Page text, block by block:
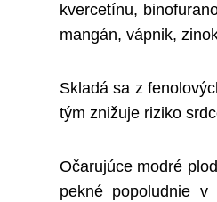
kvercetínu,
mangán, vápnik,
Skladá sa z
tým znižuje riziko
Očarujúce modré
pekné popoludnie